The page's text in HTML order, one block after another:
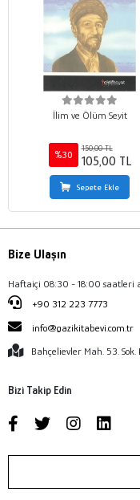
İlim ve Ölüm Seyit
%30
150,00 TL
105,00 TL
Sepete Ekle
Bize Ulaşın
Haftaiçi 08:30 - 18:00 saatleri
+90 312 223 7773
info@gazikitabevi.com.tr
Bahçelievler Mah. 53.
Bizi Takip Edin